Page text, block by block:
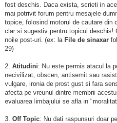
i
t
t
fost deschis. Daca exista, scrieti in
mai potrivit forum pentru mesajele
topice, folosind motorul de cautare din
clar si sugestiv pentru topicul deschis!
noile post-uri. (ex: la File de sinaxar
29)
2. Atitudini: Nu este permis atacul la
necivilizat, obscen, antisemit sau
vulgare, ironia de prost gust si fara
afecta pe vreunul dintre membrii
evaluarea limbajului se afla in
3. Off Topic: Nu dati raspunsuri doar